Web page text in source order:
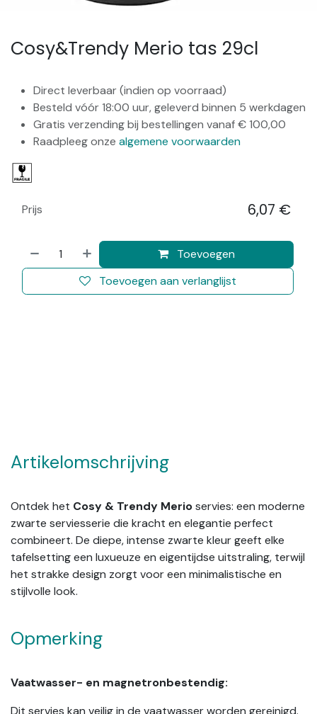
Cosy&Trendy Merio tas 29cl
Direct leverbaar (indien op voorraad)
Besteld vóór 18:00 uur, geleverd binnen 5 werkdagen
Gratis verzending bij bestellingen vanaf € 100,00
Raadpleeg onze algemene voorwaarden
Toevoegen
Toevoegen aan verlanglijst
Prijs 6,07 €
Artikelomschrijving
Ontdek het Cosy & Trendy Merioservies: een moderne
zwarte serviesserie die kracht en elegantie perfect
combineert. De diepe, intense zwarte kleur geeft elke
tafelsetting een luxueuze en eigentijdse uitstraling, terwijl
het strakke design zorgt voor een minimalistische en
stijlvolle look.
Opmerking
Vaatwasser- en magnetronbestendig:
Dit servies kan veilig in de vaatwasser worden gereinigd.